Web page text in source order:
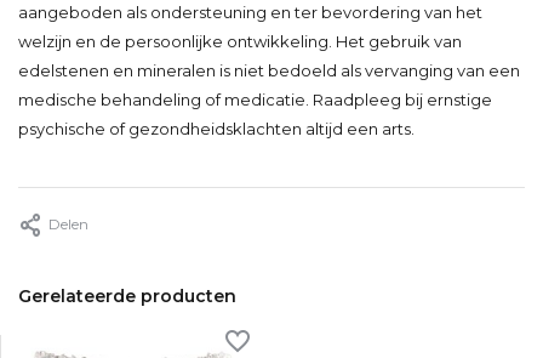
aangeboden als ondersteuning en ter bevordering van het
welzijn en de persoonlijke ontwikkeling. Het gebruik van
edelstenen en mineralen is niet bedoeld als vervanging van een
medische behandeling of medicatie. Raadpleeg bij ernstige
psychische of gezondheidsklachten altijd een arts.
Delen
Gerelateerde producten